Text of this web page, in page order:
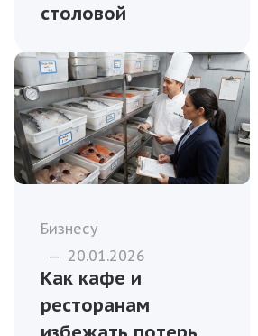
столовой
Бизнесу
— 20.01.2026
Как кафе и
ресторанам